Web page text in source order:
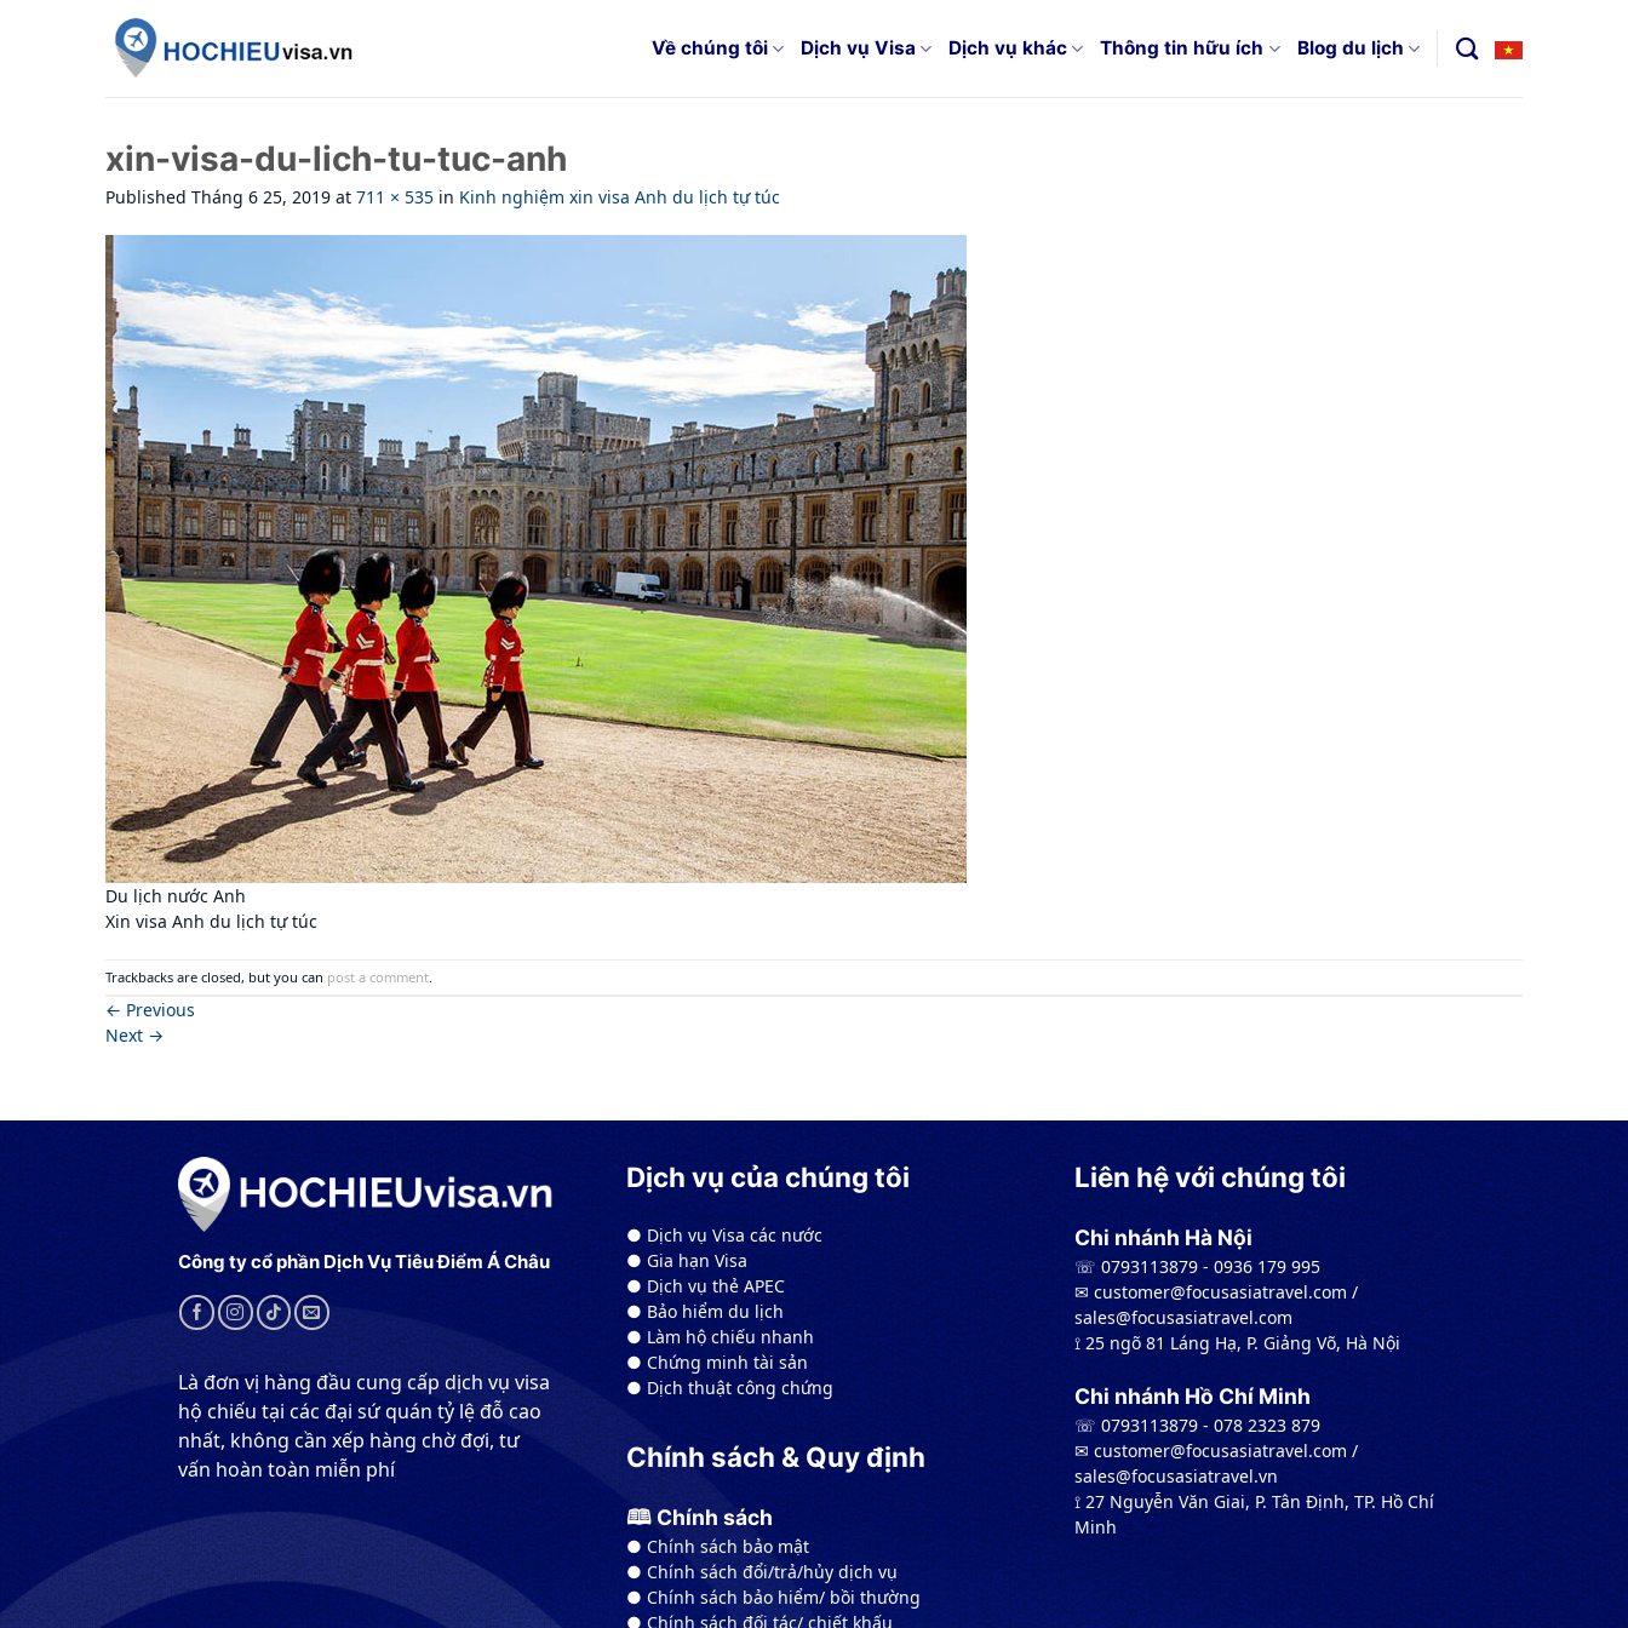
Về chúng tôi Dịch vụ Visa Dịch vụ khác Thông tin hữu ích Blog du lịch
xin-visa-du-lich-tu-tuc-anh
Published Tháng 6 25, 2019 at 711 × 535 in Kinh nghiệm xin visa Anh du lịch tự túc
Du lịch nước Anh
Xin visa Anh du lịch tự túc
Trackbacks are closed, but you can post a comment
← Previous
Next →
Công ty cổ phần Dịch Vụ Tiêu Điểm Á Châu
Là đơn vị hàng đầu cung cấp dịch vụ visa
hộ chiếu tại các đại sứ quán tỷ lệ đỗ cao
nhất, không cần xếp hàng chờ đợi, tư
vấn hoàn toàn miễn phí
Dịch vụ của chúng tôi
● Dịch vụ Visa các nước
● Gia hạn Visa
● Dịch vụ thẻ APEC
● Bảo hiểm du lịch
● Làm hộ chiếu nhanh
● Chứng minh tài sản
● Dịch thuật công chứng
Chính sách & Quy định
🕮 Chính sách
● Chính sách bảo mật
● Chính sách đổi/trả/hủy dịch vụ
● Chính sách bảo hiểm/ bồi thường
● Chính sách đối tác/ chiết khấu
Liên hệ với chúng tôi
Chi nhánh Hà Nội
☏ 0793113879 - 0936 179 995
✉︎ customer@focusasiatravel.com /
sales@focusasiatravel.com
⟟ 25 ngõ 81 Láng Hạ, P. Giảng Võ, Hà Nội
Chi nhánh Hồ Chí Minh
☏ 0793113879 - 078 2323 879
✉︎ customer@focusasiatravel.com /
sales@focusasiatravel.vn
⟟ 27 Nguyễn Văn Giai, P. Tân Định, TP. Hồ Chí
Minh